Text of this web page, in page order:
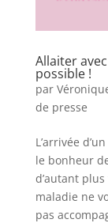
Allaiter
possible !
par
de presse
L’arrivée
le bonheur
d’autant
maladie ne
pas